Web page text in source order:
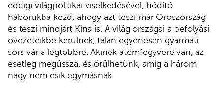
eddigi világpolitikai viselkedésével, hódító
háborúkba kezd, ahogy azt teszi már Oroszország
és teszi mindjárt Kína is. A világ országai a befolyási
övezeteikbe kerülnek, talán egyenesen gyarmati
sors vár a legtöbbre. Akinek atomfegyvere van, az
esetleg megússza, és örülhetünk, amíg a három
nagy nem esik egymásnak.